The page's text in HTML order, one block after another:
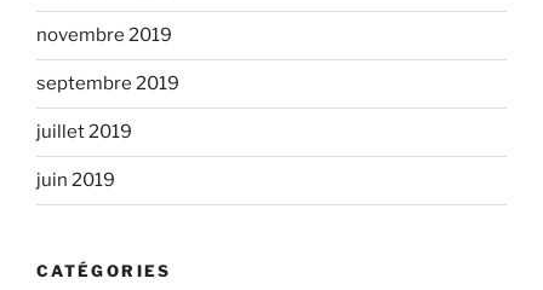
novembre 2019
septembre 2019
juillet 2019
juin 2019
CATÉGORIES